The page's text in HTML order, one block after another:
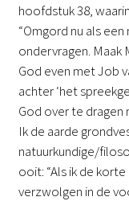
hoofdstuk 38,
“Omgord nu als
ondervragen. Maak
God even met Job
achter ‘het
God over te dragen
Ik de aarde
natuurkundige/
ooit: “Als ik de
verzwolgen in de